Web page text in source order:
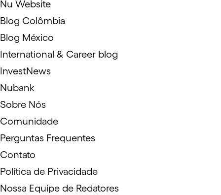
Nu Website
Blog Colômbia
Blog México
International & Career blog
InvestNews
Nubank
Sobre Nós
Comunidade
Perguntas Frequentes
Contato
Política de Privacidade
Nossa Equipe de Redatores